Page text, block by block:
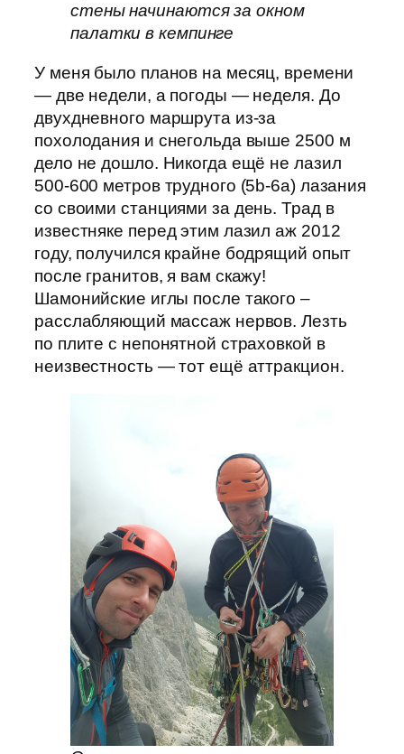
стены начинаются за окном
палатки в кемпинге
У меня было планов на месяц, времени
— две недели, а погоды — неделя. До
двухдневного маршрута из-за
похолодания и снегольда выше 2500 м
дело не дошло. Никогда ещё не лазил
500-600 метров трудного (5b-6a) лазания
со своими станциями за день. Трад в
известняке перед этим лазил аж 2012
году, получился крайне бодрящий опыт
после гранитов, я вам скажу!
Шамонийские иглы после такого –
расслабляющий массаж нервов. Лезть
по плите с непонятной страховкой в
неизвестность — тот ещё аттракцион.